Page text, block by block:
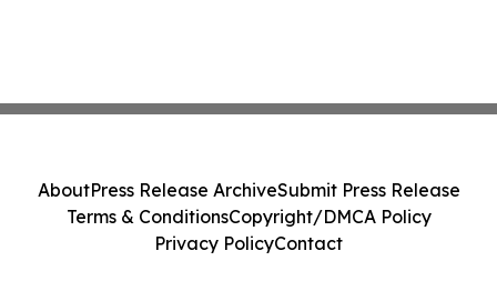
AboutPress Release ArchiveSubmit Press Release
Terms & ConditionsCopyright/DMCA Policy
Privacy PolicyContact